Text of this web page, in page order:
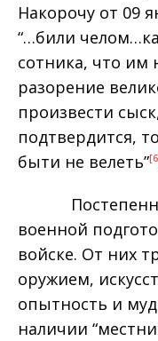
Накорочу от 09
“…били
сотника, что им
разорение
произвести
подтвердится,
быти не велеть”
Постепенно
военной
войске. От них
оружием,
опытность и
наличии